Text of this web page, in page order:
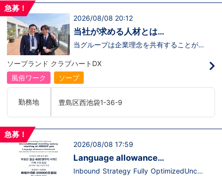
をあげたい！など。接客業経験がないから
ジョンの為にこうしたい！こうなりたい！
と強い意志を持ってる方にも平等にチャン
スがある職場になっています。その為、未
経験からの応募も大歓迎です。今働いてる
倒的に多いです。「ちょっと求めてる人物
像と自分は違うかも…？」と思う方もいる
と思います。ですが、よく考えてくださ
い。全てが当てはまる人の方が少ないと思
分なんです。まずは応募して、面接時にあ
なたの想いを聞かせてください。その後、
私たちの想いを説明させていただきます。
と思います。ご応募お待ちしておりま
急募！
2026/08/08 20:12
当社が求める人材とは…
当グループは企業理念を共有することがで
神】を持っている方を求めています。さら
に！『ハピネスグループは、店舗数が増え
ます！！』つまり…【店長/幹部】の空き
枠があるってことです。実際に働いてみ
職者になれない(´;ω;｀)なんて経験はあり
ませんか？？当グループは年功序列ではな
く実力主義です。頑張り次第でいくらでも
のある方には必要な席をしっかりご用意で
入社後、最短で8ヶ月で店長になった先輩
もいます。その先輩のあとにアナタも続き
ませんか！？勿論、男性だけではなく女性
も活躍中。ハピネスグループ初の女性店長
ソープランド クラブハートDX
風俗ワーク
ソープ
勤務地 豊島区西池袋1-36-9
急募！
2026/08/08 17:59
Language allowance
introduced/推出語言津貼
Inbound Strategy Fully OptimizedUncon